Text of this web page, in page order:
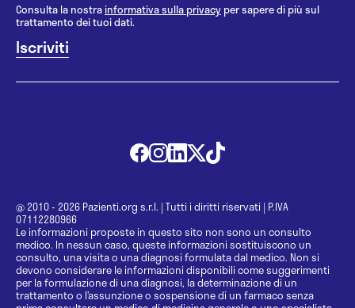
Consulta la nostrainformativa sulla privacy per sapere di più sul
trattamento dei tuoi dati.
@ 2010 - 2026 Pazienti.org s.r.l. | Tutti i diritti riservati | P.IVA
07112280966
Le informazioni proposte in questo sito non sono un consulto
medico. In nessun caso, queste informazioni sostituiscono un
consulto, una visita o una diagnosi formulata dal medico. Non si
devono considerare le informazioni disponibili come suggerimenti
per la formulazione di una diagnosi, la determinazione di un
trattamento o l’assunzione o sospensione di un farmaco senza